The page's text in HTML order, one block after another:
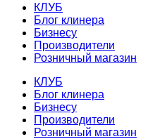
КЛУБ
Блог клинера
Бизнесу
Производители
Розничный магазин
КЛУБ
Блог клинера
Бизнесу
Производители
Розничный магазин